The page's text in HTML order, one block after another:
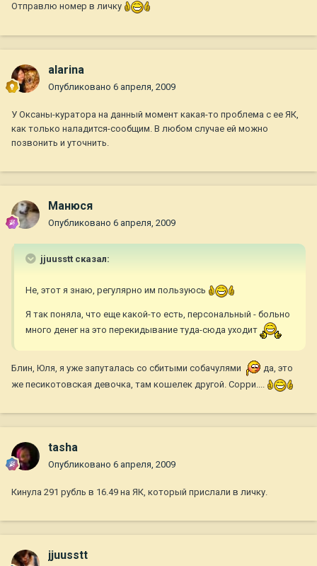
Отправлю номер в личку
alarina
Опубликовано 6 апреля, 2009
У Оксаны-куратора на данный момент какая-то проблема с ее ЯК,
как только наладится-сообщим. В любом случае ей можно
позвонить и уточнить.
Манюся
Опубликовано 6 апреля, 2009
jjuusstt сказал:
Не, этот я знаю, регулярно им пользуюсь
Я так поняла, что еще какой-то есть, персональный - больно
много денег на это перекидывание туда-сюда уходит
Блин, Юля, я уже запуталась со сбитыми собачулями
да, это
же песикотовская девочка, там кошелек другой. Сорри....
tasha
Опубликовано 6 апреля, 2009
Кинула 291 рубль в 16.49 на ЯК, который прислали в личку.
jjuusstt